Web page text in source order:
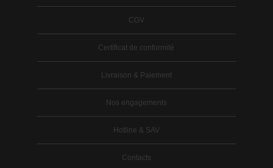
CGV
Certificat de conformité
Livraison & Paiement
Nos engagements
Hotline & SAV
Contacts